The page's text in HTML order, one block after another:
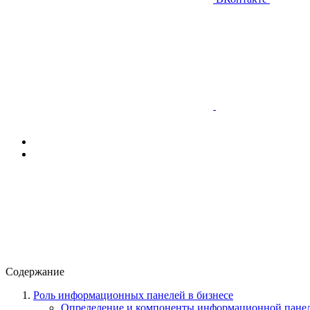
Содержание
Роль информационных панелей в бизнесе
Определение и компоненты информационной